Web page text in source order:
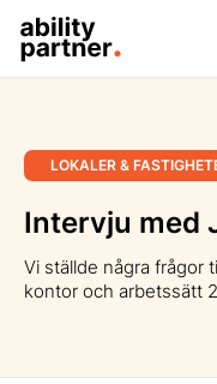
LOKALER &
Intervju med
Vi ställde några frågor
kontor och arbetssätt